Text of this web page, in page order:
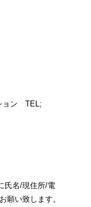
ョン TEL;
氏名/現住所/電
願い致します。